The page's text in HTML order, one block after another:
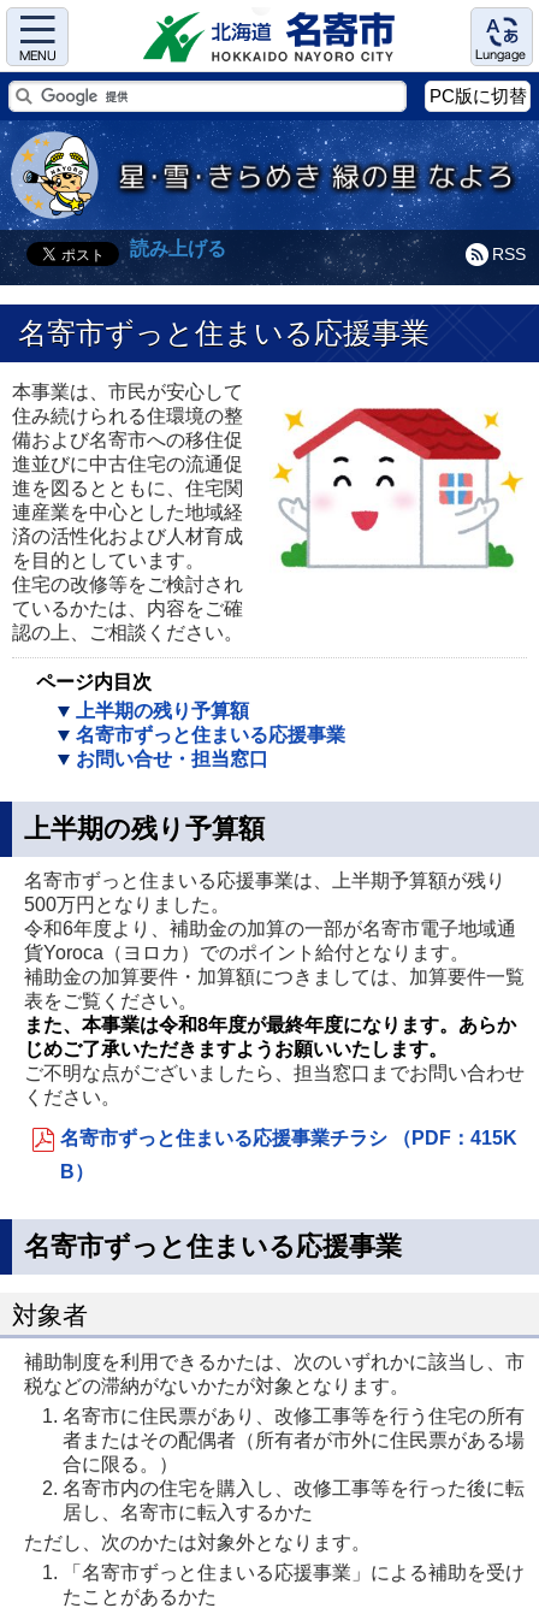
Menu Language
PC版に切替
RSS
読み上げる
名寄市ずっと住まいる応援事業
本事業は、市民が安心して
住み続けられる住環境の整
備および名寄市への移住促
進並びに中古住宅の流通促
進を図るとともに、住宅関
連産業を中心とした地域経
済の活性化および人材育成
を目的としています。
住宅の改修等をご検討され
ているかたは、内容をご確
認の上、ご相談ください。
ページ内目次
上半期の残り予算額
名寄市ずっと住まいる応援事業
お問い合せ・担当窓口
上半期の残り予算額
名寄市ずっと住まいる応援事業は、上半期予算額が残り
500万円となりました。
令和6年度より、補助金の加算の一部が名寄市電子地域通
貨Yoroca（ヨロカ）でのポイント給付となります。
補助金の加算要件・加算額につきましては、加算要件一覧
表をご覧ください。
また、本事業は令和8年度が最終年度になります。あらか
じめご了承いただきますようお願いいたします。
ご不明な点がございましたら、担当窓口までお問い合わせ
ください。
名寄市ずっと住まいる応援事業チラシ （PDF：415K
B）
名寄市ずっと住まいる応援事業
対象者
補助制度を利用できるかたは、次のいずれかに該当し、市
税などの滞納がないかたが対象となります。
名寄市に住民票があり、改修工事等を行う住宅の所有
者またはその配偶者（所有者が市外に住民票がある場
合に限る。）
名寄市内の住宅を購入し、改修工事等を行った後に転
居し、名寄市に転入するかた
ただし、次のかたは対象外となります。
「名寄市ずっと住まいる応援事業」による補助を受け
たことがあるかた